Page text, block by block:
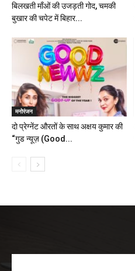
बिलखती माँओं की उजड़ती गोद, चमकी
बुखार की चपेट में बिहार...
मनोरंजन
दो प्रेग्नेंट औरतों के साथ अक्षय कुमार की
“गुड न्यूज़ (Good...